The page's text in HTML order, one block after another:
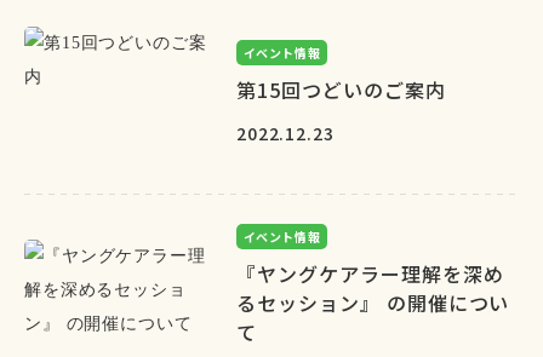
イベント情報
第15回つどいのご案内
2022.12.23
イベント情報
『ヤングケアラー理解を深め
るセッション』 の開催につい
て